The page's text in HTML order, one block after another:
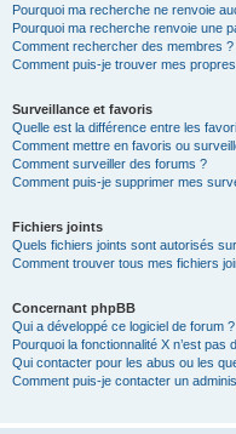
Pourquoi ma recherche ne renvoie
Pourquoi ma recherche renvoie une
Comment rechercher des membres ?
Comment puis-je trouver mes
Surveillance et favoris
Quelle est la différence entre les
Comment mettre en favoris ou
Comment surveiller des forums ?
Comment puis-je supprimer mes
Fichiers joints
Quels fichiers joints sont autorisés
Comment trouver tous mes fichiers
Concernant phpBB
Qui a développé ce logiciel de forum ?
Pourquoi la fonctionnalité X n’est pas
Qui contacter pour les abus ou les
Comment puis-je contacter un